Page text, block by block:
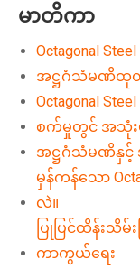
မာတိကာ
Octagonal
အဋ္ဌဂံသံမဏိထု
Octagonal
စက်မှုတွင် အသုံးမျ
အဋ္ဌဂံသံမဏိနှင့်
မှန်ကန်သော
လဲ။
ပြုပြင်ထိန်းသိမ်
ကာကွယ်ရေး